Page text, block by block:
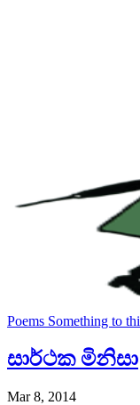
Poems Something to
සාර්ථක මිනිසා
Mar 8, 2014